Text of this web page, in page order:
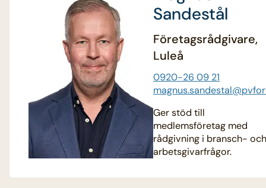
Sandestål
Företagsrådgivare,
Luleå
0920-26 09 21
Ger stöd till
medlemsföretag med
rådgivning i bransch- och
arbetsgivarfrågor.